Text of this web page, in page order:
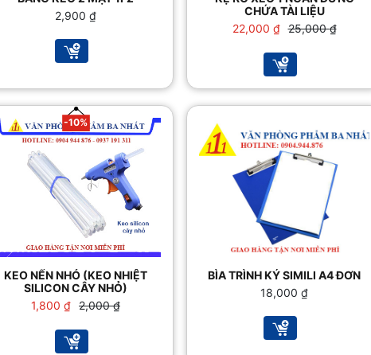
2,900 ₫
CHỨA TÀI LIỆU
25,000₫
Giá
là:
25,000 ₫.
22,000 ₫ Giá
tại
là:
-10%
KEO NẾN NHỎ (KEO NHIỆT
SILICON CÂY NHỎ)
2,000₫
Giá
là:
2,000 ₫.
1,800 ₫ Giá
tại
là:
BÌA TRÌNH KÝ SIMILI A4 ĐƠN
18,000 ₫